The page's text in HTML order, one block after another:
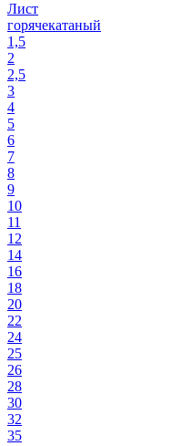
Лист
горячекатаный
1,5
2
2,5
3
4
5
6
7
8
9
10
11
12
14
16
18
20
22
24
25
26
28
30
32
35